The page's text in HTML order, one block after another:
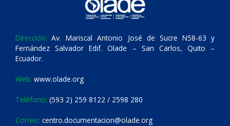
Dirección: Av. Mariscal Antonio José de Sucre N58-63 y
Fernández Salvador Edif. Olade – San Carlos, Quito –
Ecuador.
Web: www.olade.org
Teléfono: (593 2) 259 8122 / 2598 280
Correo: centro.documentacion@olade.org